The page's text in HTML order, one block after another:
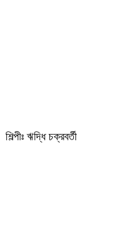
শিল্পীঃ ঋদ্ধি চক্রবর্তী